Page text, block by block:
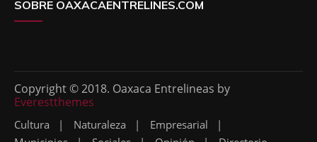
SOBRE OAXACAENTRELINES.COM
Copyright © 2018. Oaxaca Entrelineas by
Everestthemes
Cultura Naturaleza
Empresarial